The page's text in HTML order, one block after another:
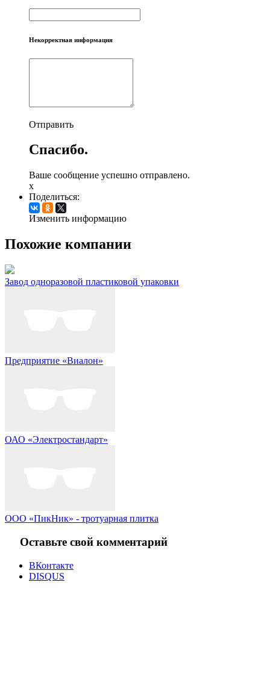
Некорректная информация
Отправить
Спасибо.
Ваше сообщение успешно отправлено.
x
Поделиться:
Изменить информацию
Похожие компании
Завод одноразовой пластиковой упаковки
Предприятие «Виалон»
ОАО «Электростандарт»
ООО «ПикНик» - тротуарная плитка
Оставьте свой комментарий
ВКонтакте
DISQUS